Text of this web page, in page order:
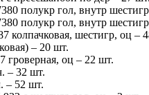
полукр гол, внутр
полукр гол, внутр
колпачковая, шестигр, оц –
– 20 шт.
оц – 22 шт.
– 32 шт.
– 52 шт.